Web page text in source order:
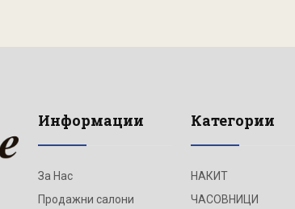
Информации
За Нас
Продажни салони
Категории
НАКИТ
ЧАСОВНИЦИ